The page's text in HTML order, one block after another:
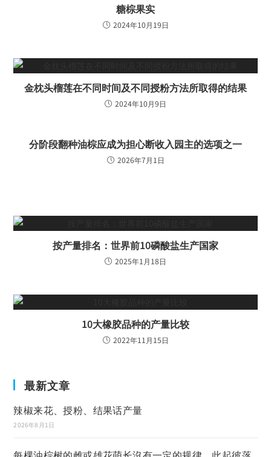
糖棕果实
2024年10月19日
金枕头榴莲在不同时间及不同授粉方法所取得的结果
2024年10月9日
分阶段翻种油棕应成为担心断收入园主的选项之一
2026年7月1日
按产量排名：世界前10磷酸盐生产国家
2025年1月18日
10大橡胶品种的产量比较
2022年11月15日
最新文章
辣椒来花、授粉、结果话产量
2026年8月1日